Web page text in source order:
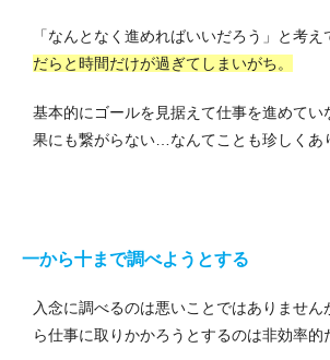
「なんとなく進めればいいだろう」と考え
だらと時間だけが過ぎてしまいがち。
基本的にゴールを見据えて仕事を進めてい
果にも繋がらない…なんてことも珍しくあ
一から十まで調べようとする
入念に調べるのは悪いことではありません
ら仕事に取りかかろうとするのは非効率的